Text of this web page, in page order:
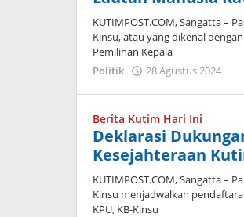
KUTIMPOST.COM, Sangatta –
Kinsu, atau yang dikenal
Pemilihan Kepala
Politik
28 Agustus 2024
Berita Kutim Hari Ini
Deklarasi
Kesejahteraan
KUTIMPOST.COM, Sangatta –
Kinsu menjadwalkan
KPU, KB-Kinsu